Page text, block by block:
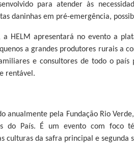
para atender às
daninhas em pré-emergência,
HELM apresentará no evento a
a grandes produtores rurais a
e consultores de todo o
rentável.
anualmente pela Fundação Rio
do País. É um evento com foco
culturas da safra principal e